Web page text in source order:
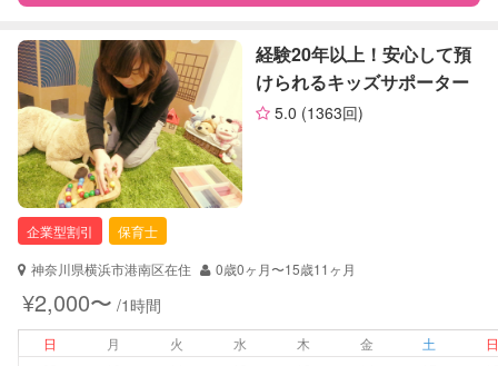
障がい児対応 対応可否は個別に相談
レッスン なし
定期予約 可能
お子様の撮影
（定期特典）
特徴 料金 レビュー
サポートの特徴
資格
企業型割引対象(旧内閣府補助対象)
自治体届出済ベビーシッター
保育士
ビーシッター
対応可能/特徴
早朝対応
経験20年以上！安心して預
けられるキッズサポーター
5.0 (1363回)
企業型割引
保育士
神奈川県横浜市港南区在住
0歳0ヶ月〜15歳11ヶ月
¥2,000〜 /1時間
日 月 火 水 木 金 土